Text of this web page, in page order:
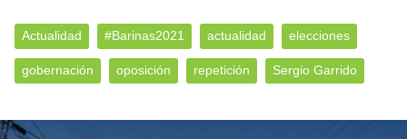
Actualidad #Barinas2021 actualidad elecciones
gobernación oposición repetición Sergio Garrido